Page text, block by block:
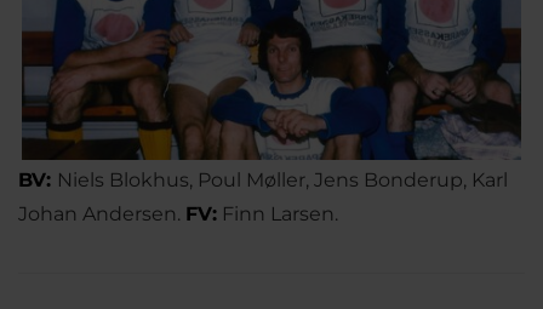
BV: Niels Blokhus, Poul Møller, Jens Bonderup, Karl
Johan Andersen. FV: Finn Larsen.